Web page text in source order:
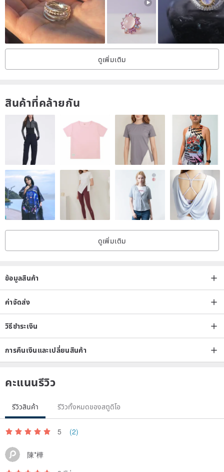
▪️ How to use:
To remove the oxidation of jewelry, wipe it with a Silver cloth for
daily maintenance until the luster is restored
▪️ Precautions:
It is normal for the wiped cloth to be black, please do not wash it.
ดูเพิ่มเติม
สินค้าที่คล้ายกัน
ดูเพิ่มเติม
ข้อมูลสินค้า
ค่าจัดส่ง
วิธีชำระเงิน
การคืนเงินและเปลี่ยนสินค้า
คะแนนรีวิว
รีวิวสินค้า รีวิวทั้งหมดของสตูดิโอ
5 (2)
陳*樺